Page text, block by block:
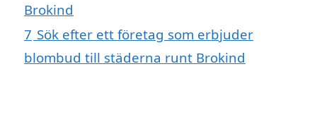
Brokind
7 Sök efter ett företag som erbjuder
blombud till städerna runt Brokind